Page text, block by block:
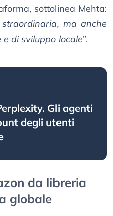
sottolinea Mehta:
ma anche
di sviluppo locale”.
Gli agenti
degli utenti
da libreria
globale